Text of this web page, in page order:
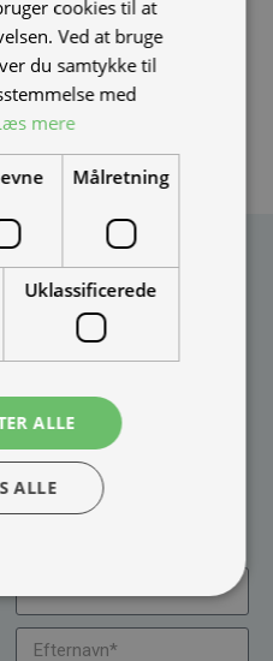
du sikre dig at batteriet
en video af at
kan køre.
Kan vi hjælpe
dig?
Vi bygger vognene på
bestilling og kan
skræddersy løsningen
100% efter dine behov.
Udfyld formularen og
bliv kontaktet til en snak
om muligheder, priser
cookies til at
Ved at bruge
du samtykke til
med
mere
Målretning
Uklassificerede
ALLE
ALLE